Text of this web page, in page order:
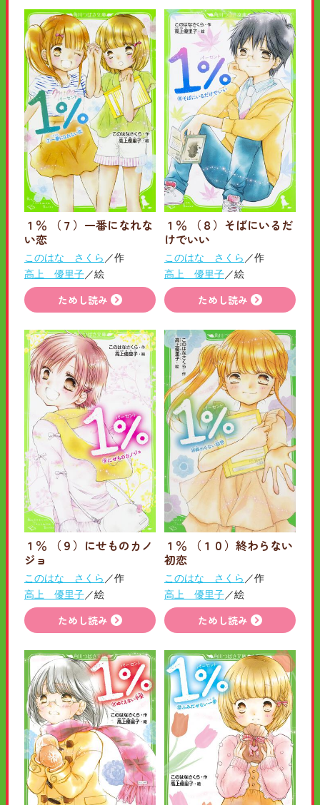
１％ （７）一番になれな
い恋
このはな さくら ／作
高上 優里子／絵
ためし読み
１％ （８）そばにいるだ
けでいい
このはな さくら ／作
高上 優里子／絵
ためし読み
１％ （９）にせものカノ
ジョ
このはな さくら ／作
高上 優里子／絵
ためし読み
１％ （１０）終わらない
初恋
このはな さくら ／作
高上 優里子／絵
ためし読み